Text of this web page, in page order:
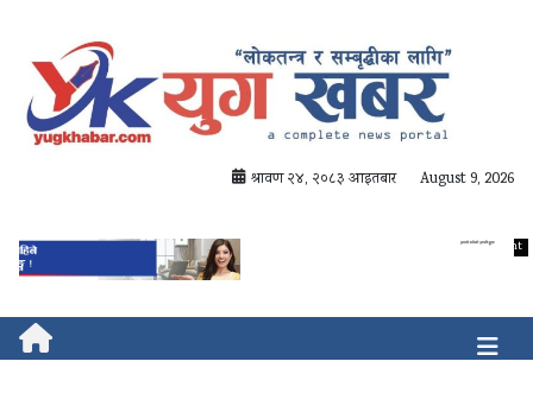
श्रावण २४, २०८३ आइतबार August 9, 2026